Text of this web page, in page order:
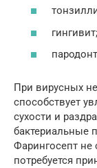
гингивит;
При вирусных
способствует
сухости и
бактериальные
Фарингосепт
потребуется